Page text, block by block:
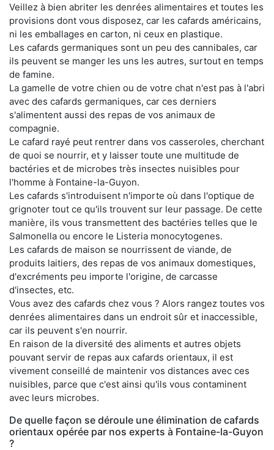
Veillez à bien abriter les denrées alimentaires et toutes les
provisions dont vous disposez, car les cafards américains,
ni les emballages en carton, ni ceux en plastique.
Les cafards germaniques sont un peu des cannibales, car
ils peuvent se manger les uns les autres, surtout en temps
de famine.
La gamelle de votre chien ou de votre chat n'est pas à l'abri
avec des cafards germaniques, car ces derniers
s'alimentent aussi des repas de vos animaux de
compagnie.
Le cafard rayé peut rentrer dans vos casseroles, cherchant
de quoi se nourrir, et y laisser toute une multitude de
bactéries et de microbes très insectes nuisibles pour
l'homme à Fontaine-la-Guyon.
Les cafards s'introduisent n'importe où dans l'optique de
grignoter tout ce qu'ils trouvent sur leur passage. De cette
manière, ils vous transmettent des bactéries telles que le
Salmonella ou encore le Listeria monocytogenes.
Les cafards de maison se nourrissent de viande, de
produits laitiers, des repas de vos animaux domestiques,
d'excréments peu importe l'origine, de carcasse
d'insectes, etc.
Vous avez des cafards chez vous ? Alors rangez toutes vos
denrées alimentaires dans un endroit sûr et inaccessible,
car ils peuvent s'en nourrir.
En raison de la diversité des aliments et autres objets
pouvant servir de repas aux cafards orientaux, il est
vivement conseillé de maintenir vos distances avec ces
nuisibles, parce que c'est ainsi qu'ils vous contaminent
avec leurs microbes.
De quelle façon se déroule une élimination de cafards
orientaux opérée par nos experts à Fontaine-la-Guyon
?